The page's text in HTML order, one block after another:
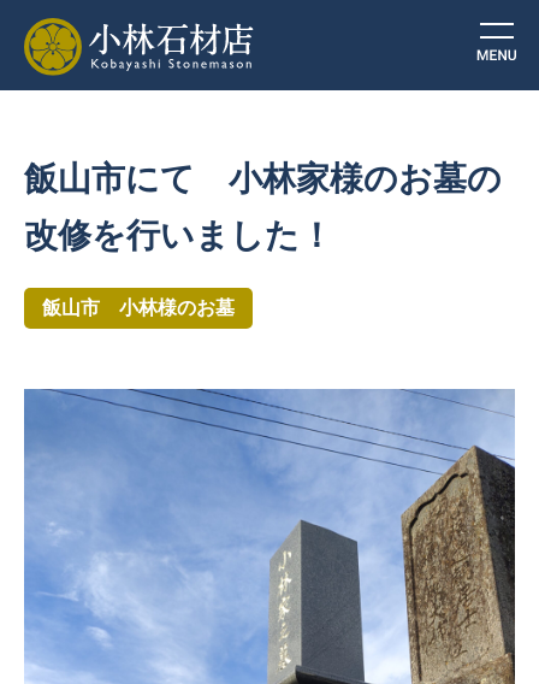
飯山市にて 小林家様のお墓の
改修を行いました！
飯山市 小林様のお墓